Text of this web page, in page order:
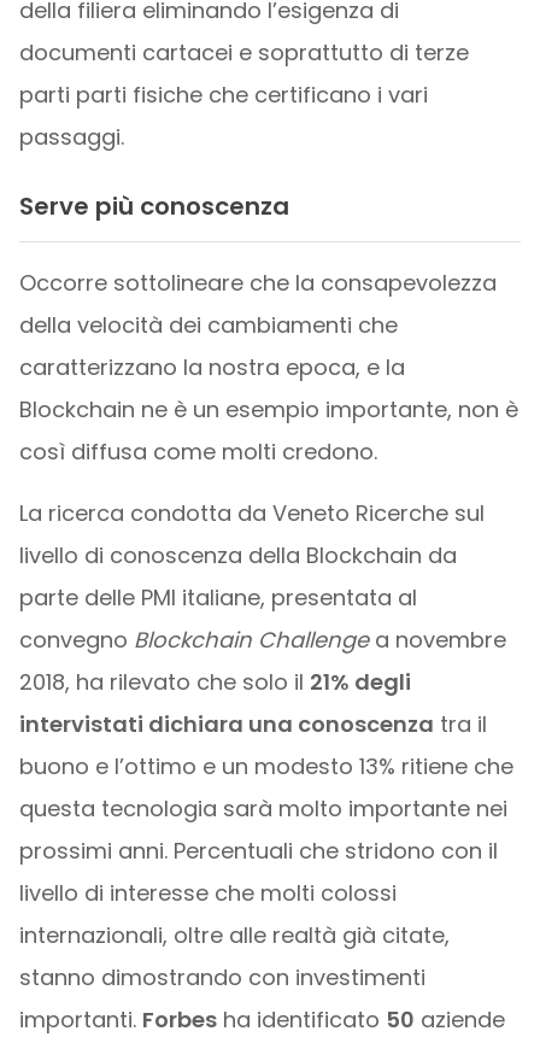
della filiera eliminando l’esigenza di
documenti cartacei e soprattutto di terze
parti parti fisiche che certificano i vari
passaggi.
Serve più conoscenza
Occorre sottolineare che la consapevolezza
della velocità dei cambiamenti che
caratterizzano la nostra epoca, e la
Blockchain ne è un esempio importante, non è
così diffusa come molti credono.
La ricerca condotta da Veneto Ricerche sul
livello di conoscenza della Blockchain da
parte delle PMI italiane, presentata al
convegno Blockchain Challengea novembre
2018, ha rilevato che solo il 21% degli
intervistati dichiara una conoscenza tra il
buono e l’ottimo e un modesto 13% ritiene che
questa tecnologia sarà molto importante nei
prossimi anni. Percentuali che stridono con il
livello di interesse che molti colossi
internazionali, oltre alle realtà già citate,
stanno dimostrando con investimenti
importanti. Forbesha identificato 50 aziende